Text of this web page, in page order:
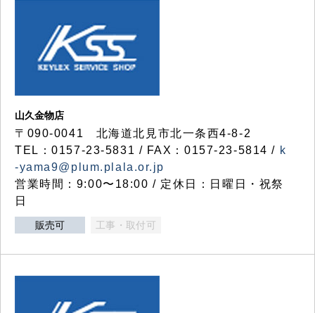
山久金物店
〒090-0041 北海道北見市北一条西4-8-2
TEL：0157-23-5831 / FAX：0157-23-5814 / k
-yama9@plum.plala.or.jp
営業時間：9:00〜18:00 / 定休日：日曜日・祝祭
日
販売可 工事・取付可